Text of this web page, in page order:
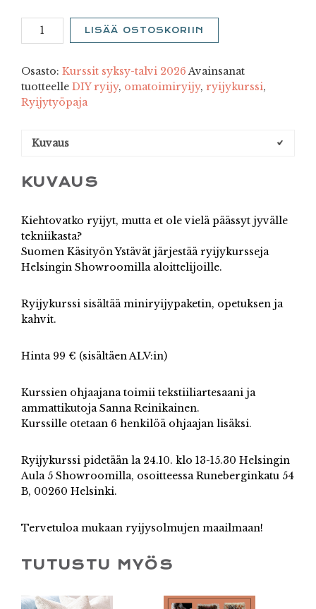
Ryijykurssi
la
24.10.
klo
LISÄÄ OSTOSKORIIN
Osasto: Kurssit syksy-talvi 2026 Avainsanat
tuotteelle DIY ryijy, omatoimiryijy, ryijykurssi,
Ryijytyöpaja
Kuvaus
KUVAUS
Kiehtovatko ryijyt, mutta et ole vielä päässyt jyvälle
tekniikasta?
Suomen Käsityön Ystävät järjestää ryijykursseja
Helsingin Showroomilla aloittelijoille.
Ryijykurssi sisältää miniryijypaketin, opetuksen ja
kahvit.
Hinta 99 € (sisältäen ALV:in)
Kurssien ohjaajana toimii tekstiiliartesaani ja
ammattikutoja Sanna Reinikainen.
Kurssille otetaan 6 henkilöä ohjaajan lisäksi.
Ryijykurssi pidetään la 24.10. klo 13-15.30 Helsingin
Aula 5 Showroomilla, osoitteessa Runeberginkatu 54
B, 00260 Helsinki.
Tervetuloa mukaan ryijysolmujen maailmaan!
TUTUSTU MYÖS